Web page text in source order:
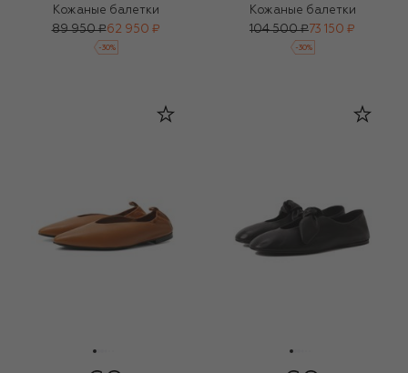
Кожаные балетки
89 950 ₽62 950 ₽
-30%
Кожаные балетки
104 500 ₽73 150 ₽
-30%